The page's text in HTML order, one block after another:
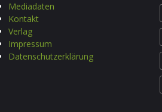
Mediadaten
Kontakt
Verlag
Impressum
Datenschutzerklärung